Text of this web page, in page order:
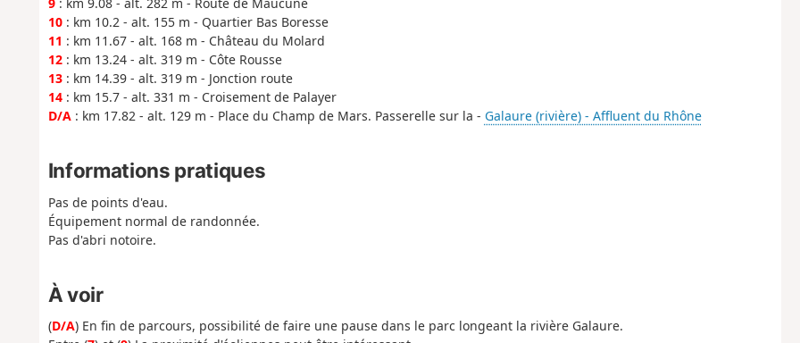
10: km 10.2 - alt. 155 m - Quartier Bas Boresse
11 : km 11.67 - alt. 168 m - Château du Molard
12: km 13.24 - alt. 319 m - Côte Rousse
13: km 14.39 - alt. 319 m - Jonction route
14: km 15.7 - alt. 331 m - Croisement de Palayer
D/A: km 17.82 - alt. 129 m - Place du Champ de Mars. Passerelle sur la - Galaure (rivière) - Affluent du Rhône
Informations pratiques
Pas de points d'eau.
Équipement normal de randonnée.
Pas d'abri notoire.
À voir
(D/A) En fin de parcours, possibilité de faire une pause dans le parc longeant la rivière Galaure.